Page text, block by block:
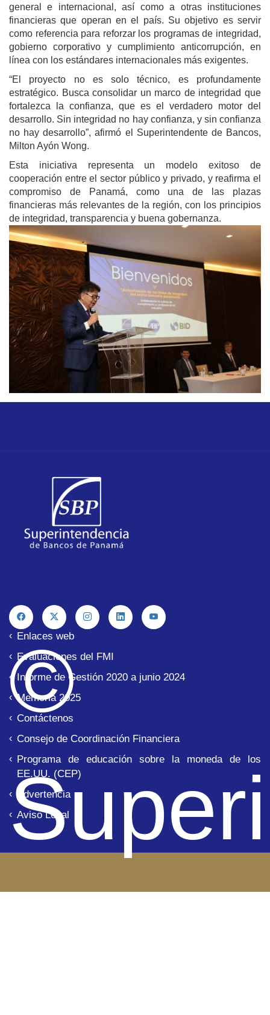
general e internacional, así como a otras instituciones
financieras que operan en el país. Su objetivo es servir
como referencia para reforzar los programas de integridad,
gobierno corporativo y cumplimiento anticorrupción, en
línea con los estándares internacionales más exigentes.
“El proyecto no es solo técnico, es profundamente
estratégico. Busca consolidar un marco de integridad que
fortalezca la confianza, que es el verdadero motor del
desarrollo. Sin integridad no hay confianza, y sin confianza
no hay desarrollo”, afirmó el Superintendente de Bancos,
Milton Ayón Wong.
Esta iniciativa representa un modelo exitoso de
cooperación entre el sector público y privado, y reafirma el
compromiso de Panamá, como una de las plazas
financieras más relevantes de la región, con los principios
de integridad, transparencia y buena gobernanza.
Image
Enlaces web
Evaluaciones del FMI
Informe de Gestión 2020 a junio 2024
Memoria 2025
Contáctenos
Consejo de Coordinación Financiera
Programa de educación sobre la moneda de los
EE.UU. (CEP)
Advertencia
Aviso Legal
©